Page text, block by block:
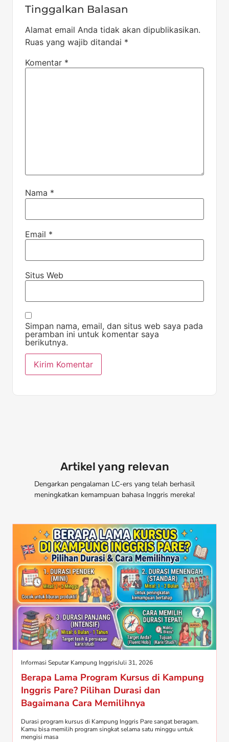
Tinggalkan Balasan
Alamat email Anda tidak akan dipublikasikan.
Ruas yang wajib ditandai *
Komentar *
Nama *
Email *
Situs Web
Simpan nama, email, dan situs web saya pada
peramban ini untuk komentar saya
berikutnya.
Artikel yang relevan
Dengarkan pengalaman LC-ers yang telah berhasil
meningkatkan kemampuan bahasa Inggris mereka!
Informasi Seputar Kampung InggrisJuli 31, 2026
Berapa Lama Program Kursus di Kampung
Inggris Pare? Pilihan Durasi dan
Bagaimana Cara Memilihnya
Durasi program kursus di Kampung Inggris Pare sangat beragam.
Kamu bisa memilih program singkat selama satu minggu untuk
mengisi masa